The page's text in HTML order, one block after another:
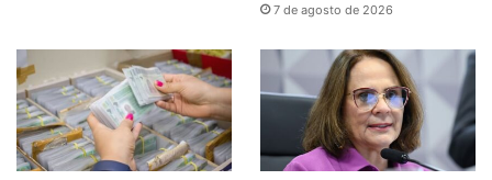
7 de agosto de 2026